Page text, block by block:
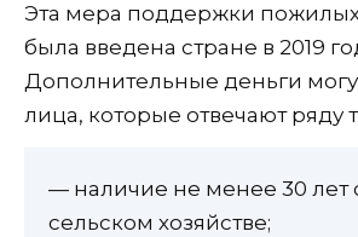
Эта мера поддержки
была введена стране в 2019
Дополнительные деньги
лица, которые отвечают ряду
— наличие не менее 30 лет
сельском хозяйстве;